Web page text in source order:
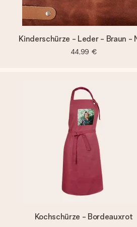
Kinderschürze - Leder - Braun -
44,99 €
Kochschürze - Bordeauxrot